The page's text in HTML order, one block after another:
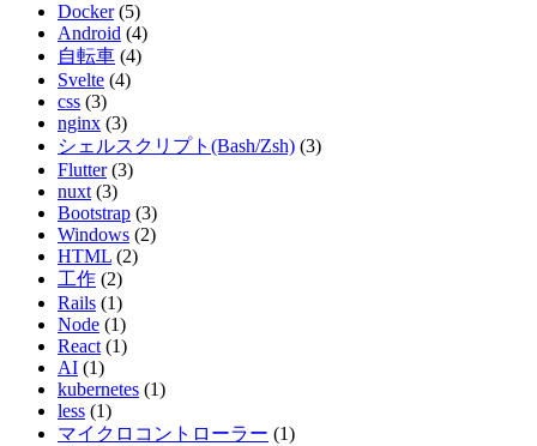
Docker (5)
Android (4)
自転車 (4)
Svelte (4)
css (3)
nginx (3)
シェルスクリプト(Bash/Zsh) (3)
Flutter (3)
nuxt (3)
Bootstrap (3)
Windows (2)
HTML (2)
工作 (2)
Rails (1)
Node (1)
React (1)
AI (1)
kubernetes (1)
less (1)
マイクロコントローラー (1)